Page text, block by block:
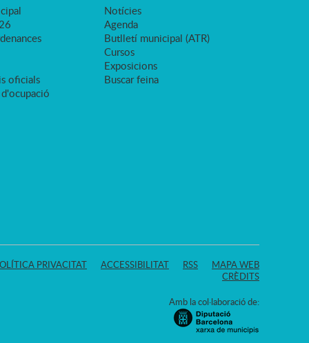
oficials
Notícies
Agenda
Butlletí municipal (ATR)
Cursos
Exposicions
Buscar feina
PRIVACITAT ACCESSIBILITAT RSS
MAPA WEB
CRÈDITS
Amb la col·laboració de: